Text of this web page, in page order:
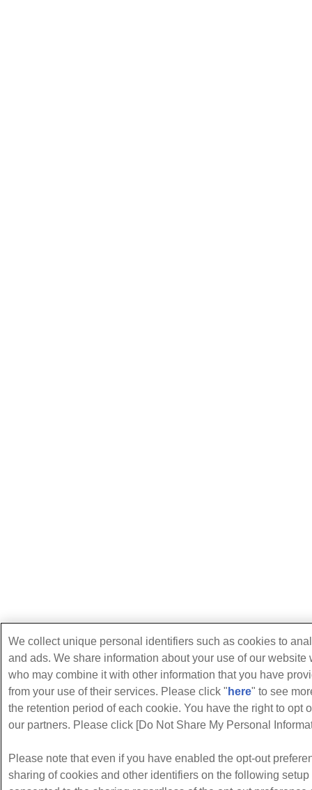
We collect unique personal identifiers such as cookies to
and ads. We share information about your use of our
who may combine it with other information that you have
from your use of their services. Please click "here" to see
the retention period of each cookie. You have the right to opt
our partners. Please click [Do Not Share My Personal
Please note that even if you have enabled the opt-out
sharing of cookies and other identifiers on the following